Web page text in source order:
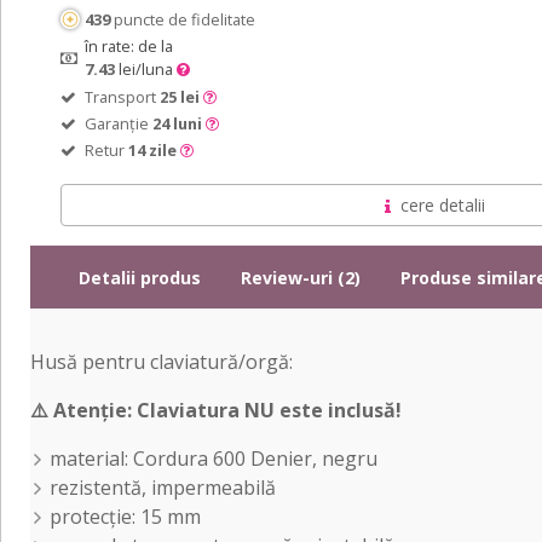
439 puncte de fidelitate
în rate: de la
7.43lei/luna
Transport 25 lei
Garanție 24 luni
Retur14 zile
cere detalii
Detalii produs Review-uri (2) Produse
Husă pentru claviatură/orgă:
⚠️Atenție: Claviatura NU este inclusă!
material: Cordura 600 Denier, negru
rezistentă, impermeabilă
protecție: 15 mm